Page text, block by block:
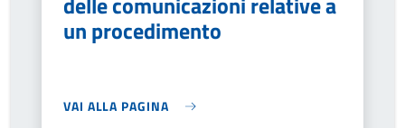
un procedimento
VAI ALLA PAGINA